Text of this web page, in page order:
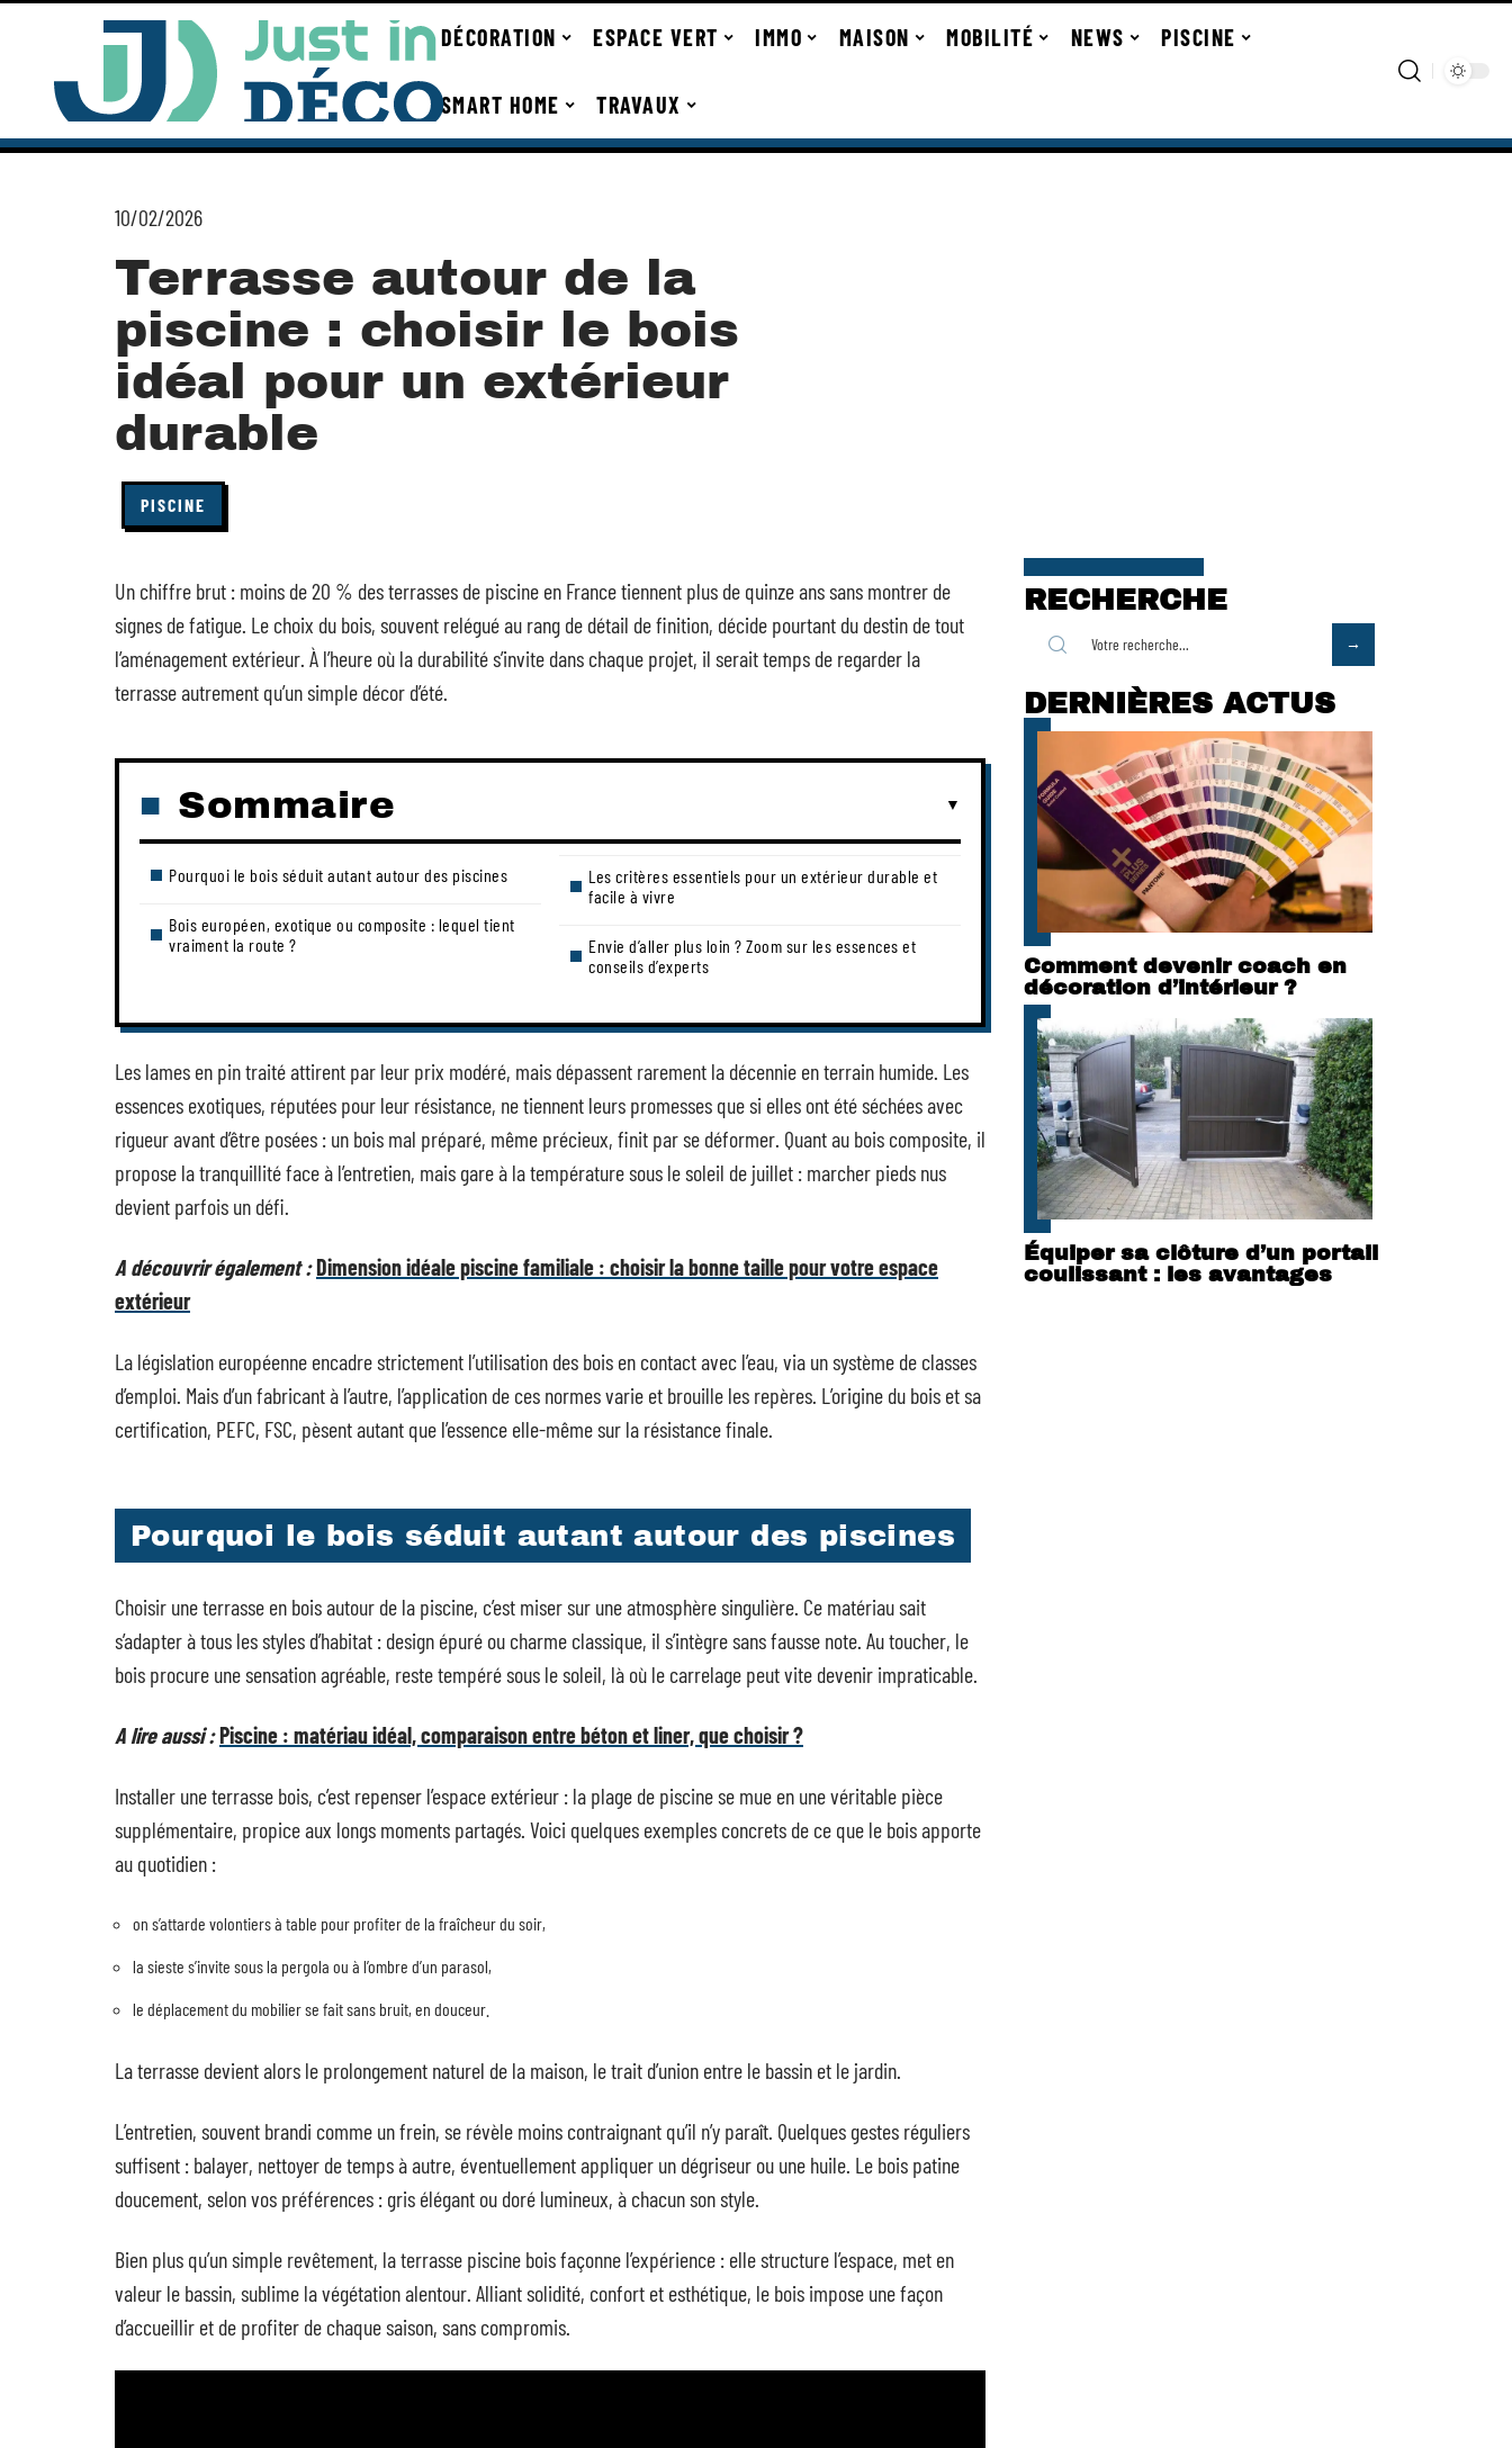
DÉCORATION ESPACE VERT IMMO MAISON MOBILITÉ NEWS PISCINE
SMART HOME TRAVAUX
10/02/2026
Terrasse autour de la
piscine : choisir le bois
idéal pour un extérieur
durable
PISCINE
Un chiffre brut : moins de 20 % des terrasses de piscine en France tiennent plus de quinze ans sans montrer de
signes de fatigue. Le choix du bois, souvent relégué au rang de détail de finition, décide pourtant du destin de tout
l’aménagement extérieur. À l’heure où la durabilité s’invite dans chaque projet, il serait temps de regarder la
terrasse autrement qu’un simple décor d’été.
Sommaire
Pourquoi le bois séduit autant autour des piscines
Bois européen, exotique ou composite : lequel tient
vraiment la route ?
Les critères essentiels pour un extérieur durable et
facile à vivre
Envie d’aller plus loin ? Zoom sur les essences et
conseils d’experts
Les lames en pin traité attirent par leur prix modéré, mais dépassent rarement la décennie en terrain humide. Les
essences exotiques, réputées pour leur résistance, ne tiennent leurs promesses que si elles ont été séchées avec
rigueur avant d’être posées : un bois mal préparé, même précieux, finit par se déformer. Quant au bois composite, il
propose la tranquillité face à l’entretien, mais gare à la température sous le soleil de juillet : marcher pieds nus
devient parfois un défi.
A découvrir également :Dimension idéale piscine familiale : choisir la bonne taille pour votre espace
extérieur
La législation européenne encadre strictement l’utilisation des bois en contact avec l’eau, via un système de classes
d’emploi. Mais d’un fabricant à l’autre, l’application de ces normes varie et brouille les repères. L’origine du bois et sa
certification, PEFC, FSC, pèsent autant que l’essence elle-même sur la résistance finale.
Pourquoi le bois séduit autant autour des piscines
Choisir une terrasse en bois autour de la piscine, c’est miser sur une atmosphère singulière. Ce matériau sait
s’adapter à tous les styles d’habitat : design épuré ou charme classique, il s’intègre sans fausse note. Au toucher, le
bois procure une sensation agréable, reste tempéré sous le soleil, là où le carrelage peut vite devenir impraticable.
A lire aussi :Piscine : matériau idéal, comparaison entre béton et liner, que choisir ?
Installer une terrasse bois, c’est repenser l’espace extérieur : la plage de piscine se mue en une véritable pièce
supplémentaire, propice aux longs moments partagés. Voici quelques exemples concrets de ce que le bois apporte
au quotidien :
on s’attarde volontiers à table pour profiter de la fraîcheur du soir,
la sieste s’invite sous la pergola ou à l’ombre d’un parasol,
le déplacement du mobilier se fait sans bruit, en douceur.
La terrasse devient alors le prolongement naturel de la maison, le trait d’union entre le bassin et le jardin.
L’entretien, souvent brandi comme un frein, se révèle moins contraignant qu’il n’y paraît. Quelques gestes réguliers
suffisent : balayer, nettoyer de temps à autre, éventuellement appliquer un dégriseur ou une huile. Le bois patine
doucement, selon vos préférences : gris élégant ou doré lumineux, à chacun son style.
Bien plus qu’un simple revêtement, la terrasse piscine bois façonne l’expérience : elle structure l’espace, met en
valeur le bassin, sublime la végétation alentour. Alliant solidité, confort et esthétique, le bois impose une façon
d’accueillir et de profiter de chaque saison, sans compromis.
RECHERCHE
DERNIÈRES ACTUS
Comment devenir coach en
décoration d’intérieur ?
Équiper sa clôture d’un portail
coulissant : les avantages